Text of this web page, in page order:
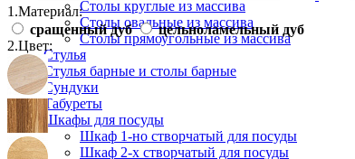
Столы круглые из массива
Столы овальные из массива
Столы прямоугольные из массива
Стулья
Стулья барные и столы барные
Сундуки
Табуреты
Шкафы для посуды
Шкаф 1-но створчатый для посуды
Шкаф 2-х створчатый для посуды
1.Материал:
сращенный дуб
цельноламельный дуб
2.Цвет: